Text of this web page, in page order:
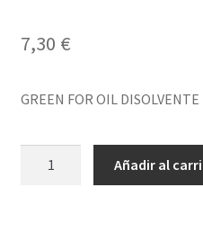
7,30 €
GREEN FOR OIL
Añadir al